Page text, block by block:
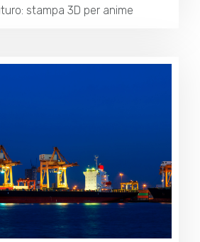
stampa 3D per anime